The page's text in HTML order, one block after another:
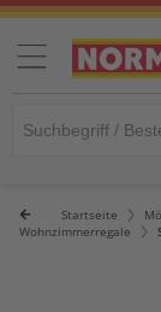
Startseite
Wohnzimmerregale